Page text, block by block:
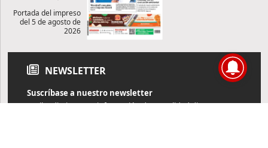
Portada del impreso
del 5 de agosto de
2026
NEWSLETTER
Suscríbase a nuestro newsletter
Reciba diariamente información de actualidad directamente en